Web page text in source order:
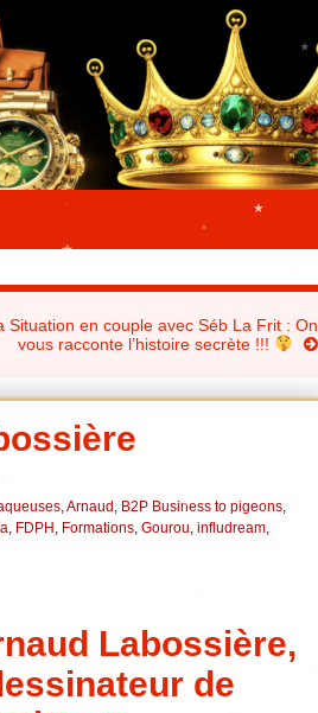
Situation en couple avec Séb La Frit : On
vous racconte l’histoire secrète !!!
,Arnaud , B2P Business to pigeons,
, FDPH , Formations, Gourou, infludream,
Labossière,
de